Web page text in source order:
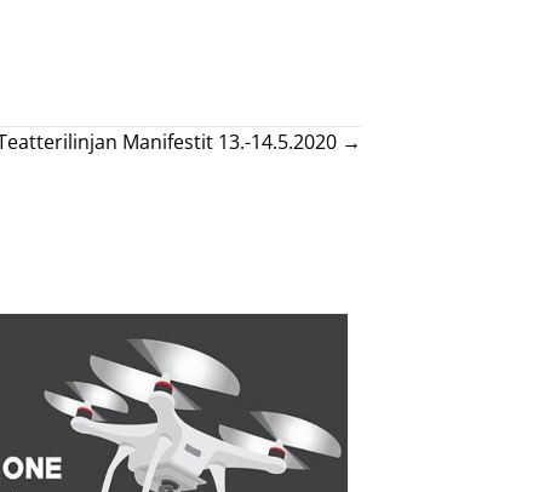
Manifestit 13.-14.5.2020 →